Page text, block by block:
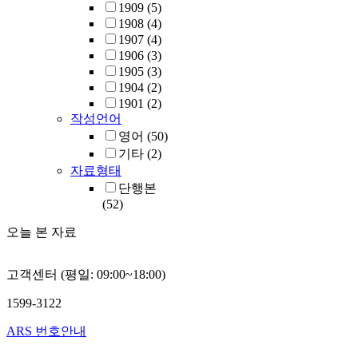
1909 (5)
1908 (4)
1907 (4)
1906 (3)
1905 (3)
1904 (2)
1901 (2)
작성언어
영어 (50)
기타 (2)
자료형태
단행본
(52)
오늘 본 자료
고객센터 (평일: 09:00~18:00)
1599-3122
ARS 번호안내